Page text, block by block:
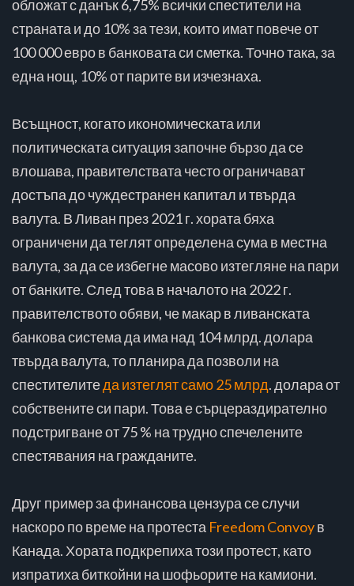
обложат с данък 6,75% всички спестители на
страната и до 10% за тези, които имат повече от
100 000 евро в банковата си сметка. Точно така, за
една нощ, 10% от парите ви изчезнаха.
Всъщност, когато икономическата или
политическата ситуация започне бързо да се
влошава, правителствата често ограничават
достъпа до чуждестранен капитал и твърда
валута. В Ливан през 2021 г. хората бяха
ограничени да теглят определена сума в местна
валута, за да се избегне масово изтегляне на пари
от банките. След това в началото на 2022 г.
правителството обяви, че макар в ливанската
банкова система да има над 104 млрд. долара
твърда валута, то планира да позволи на
спестителитеда изтеглят само 25 млрд. долара от
собствените си пари. Това е сърцераздирателно
подстригване от 75 % на трудно спечелените
спестявания на гражданите.
Друг пример за финансова цензура се случи
наскоро по време на протеста Freedom Convoyв
Канада. Хората подкрепиха този протест, като
изпратиха биткойни на шофьорите на камиони.